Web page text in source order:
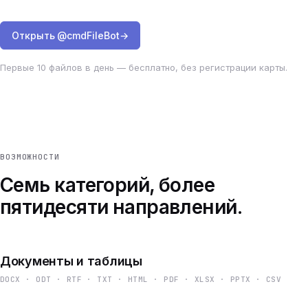
Открыть @cmdFileBot→
Первые 10 файлов в день — бесплатно, без регистрации карты.
ВОЗМОЖНОСТИ
Семь категорий, более
пятидесяти направлений.
Документы и таблицы
DOCX · ODT · RTF · TXT · HTML · PDF · XLSX · PPTX · CSV